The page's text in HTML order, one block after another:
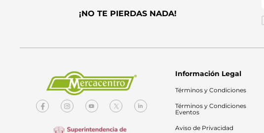
¡NO TE PIERDAS NADA!
Información Legal
Términos y Condiciones
Términos y Condiciones
Eventos
Aviso de Privacidad